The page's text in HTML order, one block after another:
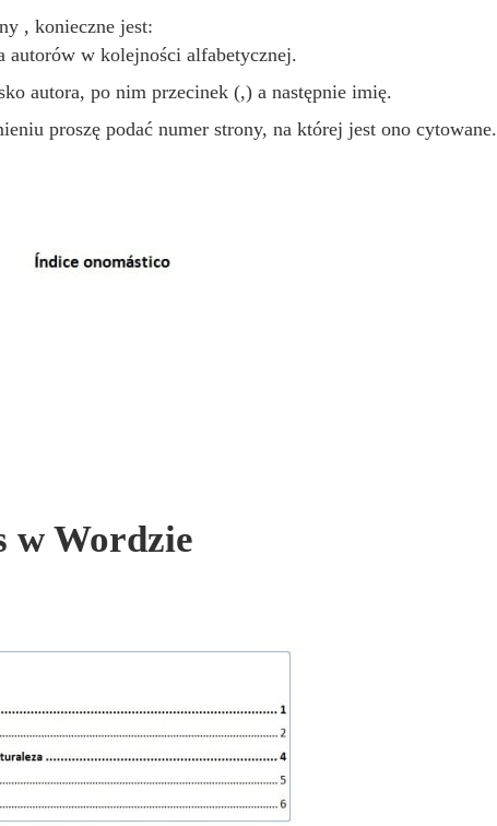
, konieczne jest:
autorów w kolejności alfabetycznej.
autora, po nim przecinek (,) a następnie imię.
proszę podać numer strony, na której jest ono cytowane.
w Wordzie